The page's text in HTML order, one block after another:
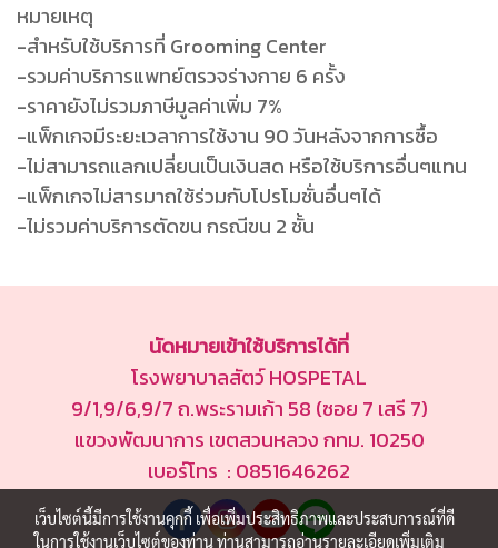
หมายเหตุ
-สำหรับใช้บริการที่ Grooming Center
-รวมค่าบริการแพทย์ตรวจร่างกาย 6 ครั้ง
-ราคายังไม่รวมภาษีมูลค่าเพิ่ม 7%
-แพ็กเกจมีระยะเวลาการใช้งาน 90 วันหลังจากการซื้อ
-ไม่สามารถแลกเปลี่ยนเป็นเงินสด หรือใช้บริการอื่นๆแทน
-แพ็กเกจไม่สารมาถใช้ร่วมกับโปรโมชั่นอื่นๆได้
-ไม่รวมค่าบริการตัดขน กรณีขน 2 ชั้น
นัดหมายเข้าใช้บริการได้ที่
โรงพยาบาลสัตว์ HOSPETAL
9/1,9/6,9/7 ถ.พระรามเก้า 58 (ซอย 7 เสรี 7)
แขวงพัฒนาการ เขตสวนหลวง กทม. 10250
เบอร์โทร : 0851646262
เว็บไซต์นี้มีการใช้งานคุกกี้ เพื่อเพิ่มประสิทธิภาพและประสบการณ์ที่ดี
ในการใช้งานเว็บไซต์ของท่าน ท่านสามารถอ่านรายละเอียดเพิ่มเติม